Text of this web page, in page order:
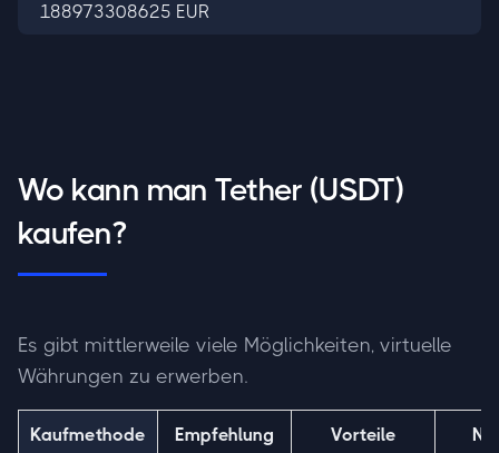
188973308625 EUR
Wo kann man Tether (USDT)
kaufen?
Es gibt mittlerweile viele Möglichkeiten, virtuelle
Währungen zu erwerben.
Kaufmethode Empfehlung Vorteile